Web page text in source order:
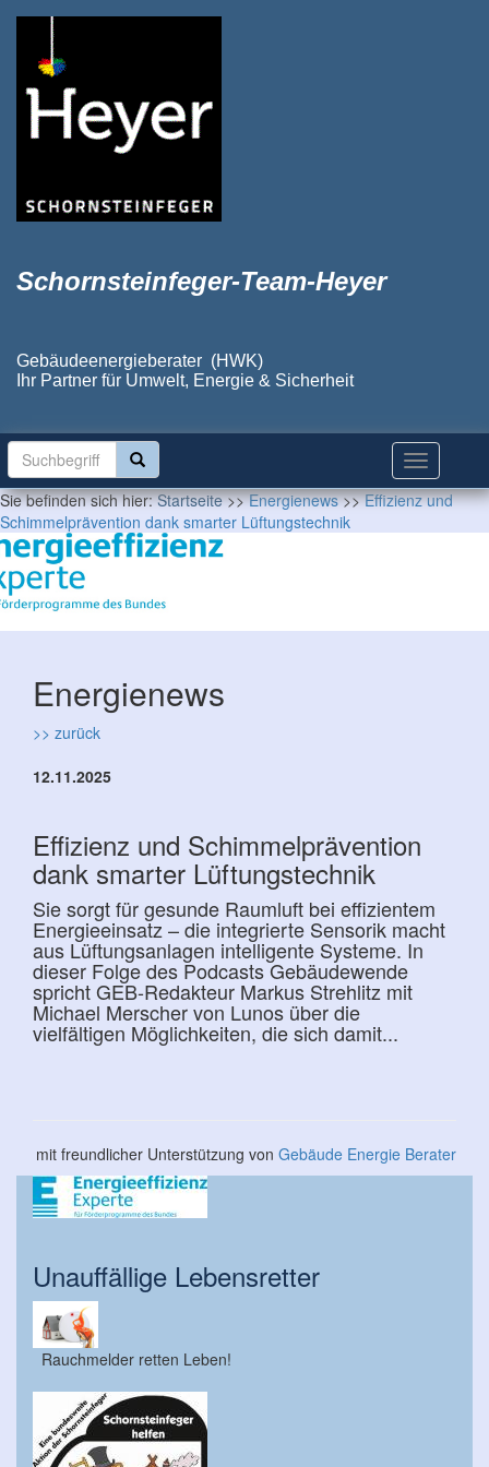
Schornsteinfeger-Team-Heyer
Gebäudeenergieberater (HWK)
Ihr Partner für Umwelt, Energie & Sicherheit
Sie befinden sich hier:Startseite>>Energienews>>Effizienz und
Schimmelprävention dank smarter Lüftungstechnik
Energienews
>> zurück
12.11.2025
Effizienz und Schimmelprävention
dank smarter Lüftungstechnik
Sie sorgt für gesunde Raumluft bei effizientem
Energieeinsatz – die integrierte Sensorik macht
aus Lüftungsanlagen intelligente Systeme. In
dieser Folge des Podcasts Gebäudewende
spricht GEB-Redakteur Markus Strehlitz mit
Michael Merscher von Lunos über die
vielfältigen Möglichkeiten, die sich damit...
mit freundlicher Unterstützung von Gebäude Energie Berater
Unauffällige Lebensretter
Rauchmelder retten Leben!